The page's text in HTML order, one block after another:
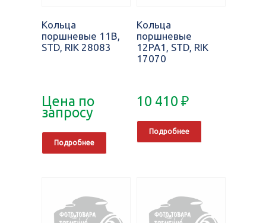
Кольца
поршневые 11B,
STD, RIK 28083
Цена по
запросу
Подробнее
Кольца
поршневые
12PA1, STD, RIK
17070
10 410₽
Подробнее